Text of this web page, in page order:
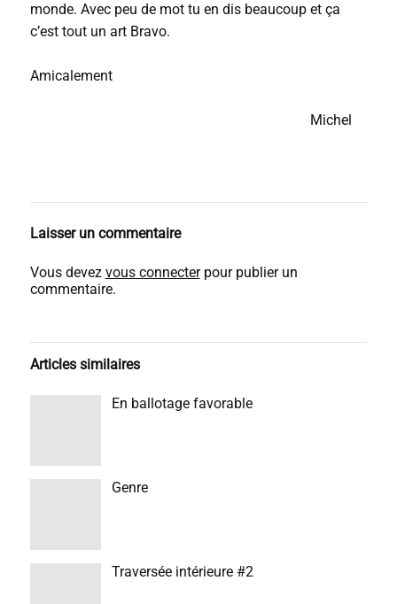
monde. Avec peu de mot tu en dis beaucoup et ça
c’est tout un art Bravo.
Amicalement
Michel
Laisser un commentaire
Vous devez vous connecterpour publier un
commentaire.
Articles similaires
En ballotage favorable
Genre
Traversée intérieure #2